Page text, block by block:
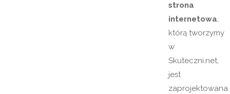
strona
internetowa,
którą tworzymy
w
Skuteczni.net,
jest
zaprojektowana